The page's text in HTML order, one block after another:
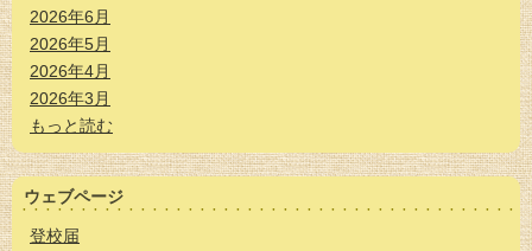
2026年6月
2026年5月
2026年4月
2026年3月
もっと読む
ウェブページ
登校届